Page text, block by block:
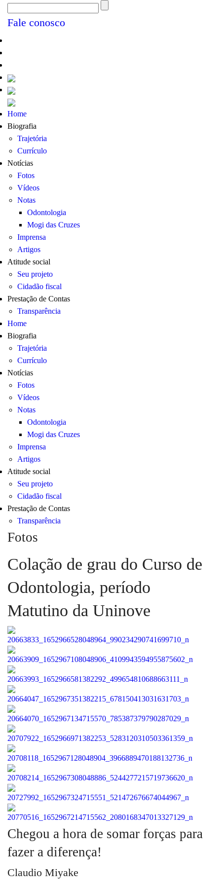
Fale conosco
Home
Biografia
Trajetória
Currículo
Notícias
Fotos
Vídeos
Notas
Odontologia
Mogi das Cruzes
Imprensa
Artigos
Atitude social
Seu projeto
Cidadão fiscal
Prestação de Contas
Transparência
Home
Biografia
Trajetória
Currículo
Notícias
Fotos
Vídeos
Notas
Odontologia
Mogi das Cruzes
Imprensa
Artigos
Atitude social
Seu projeto
Cidadão fiscal
Prestação de Contas
Transparência
Fotos
Colação de grau do Curso de
Odontologia, período
Matutino da Uninove
Chegou a hora de somar forças para
fazer a diferença!
Claudio Miyake